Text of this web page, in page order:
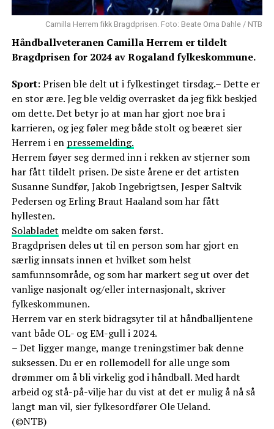
Camilla Herrem fikk Bragdprisen. Foto: Beate Oma Dahle / NTB
Håndballveteranen Camilla Herrem er tildelt
Bragdprisen for 2024 av Rogaland fylkeskommune.
Sport: Prisen ble delt ut i fylkestinget tirsdag.– Dette er
en stor ære. Jeg ble veldig overrasket da jeg fikk beskjed
om dette. Det betyr jo at man har gjort noe bra i
karrieren, og jeg føler meg både stolt og beæret sier
Herrem i en pressemelding.
Herrem føyer seg dermed inn i rekken av stjerner som
har fått tildelt prisen. De siste årene er det artisten
Susanne Sundfør, Jakob Ingebrigtsen, Jesper Saltvik
Pedersen og Erling Braut Haaland som har fått
hyllesten.
Solabladet meldte om saken først.
Bragdprisen deles ut til en person som har gjort en
særlig innsats innen et hvilket som helst
samfunnsområde, og som har markert seg ut over det
vanlige nasjonalt og/eller internasjonalt, skriver
fylkeskommunen.
Herrem var en sterk bidragsyter til at håndballjentene
vant både OL- og EM-gull i 2024.
– Det ligger mange, mange treningstimer bak denne
suksessen. Du er en rollemodell for alle unge som
drømmer om å bli virkelig god i håndball. Med hardt
arbeid og stå-på-vilje har du vist at det er mulig å nå så
langt man vil, sier fylkesordfører Ole Ueland.
(©NTB)